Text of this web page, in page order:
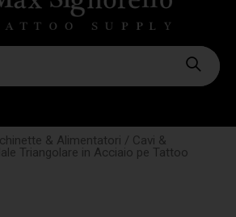
& Alimentatori / Cavi &
Triangolare in Acciaio pe Tattoo